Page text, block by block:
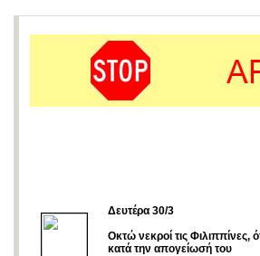
Δευτέρα 30/3
Οκτώ νεκροί τις Φιλιππίνες,
κατά την απογείωσή του